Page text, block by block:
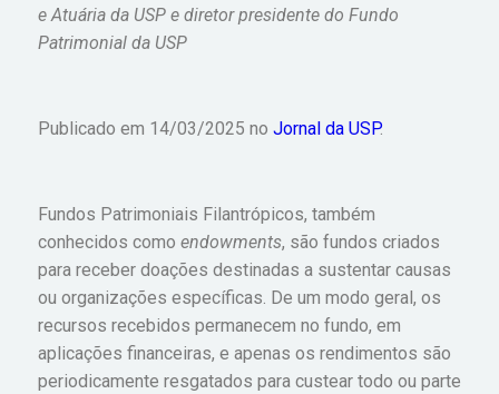
e Atuária da USP e diretor presidente do Fundo
Patrimonial da USP
Publicado em 14/03/2025 no Jornal da USP.
Fundos Patrimoniais Filantrópicos, também
conhecidos como endowments, são fundos criados
para receber doações destinadas a sustentar causas
ou organizações específicas. De um modo geral, os
recursos recebidos permanecem no fundo, em
aplicações financeiras, e apenas os rendimentos são
periodicamente resgatados para custear todo ou parte